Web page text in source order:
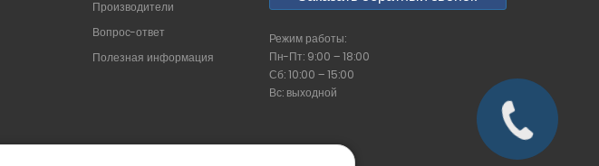
Производители
Вопрос-ответ
Полезная информация
Режим работы:
Пн-Пт: 9:00 – 18:00
Сб: 10:00 – 15:00
Вс: выходной